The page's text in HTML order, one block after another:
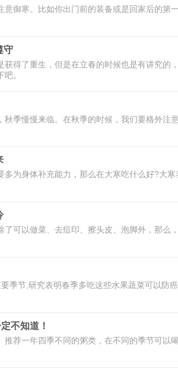
御寒。比如你出门前的装备或是回家后的第
守
得了重生，但是在立春的时候也是有讲究
。
季慢慢来临。在秋季的时候，我们要格外
为身体补充能力，那么在大寒吃什么好?大
可以做菜、去痘印、擦头皮、泡脚外，那么
季节,研究表明春季多吃这些水果蔬菜可以防
不知道！
荐一年四季不同的粥类，在不同的季节可以